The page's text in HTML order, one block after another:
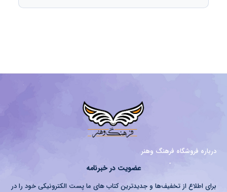
درباره فروشگاه فرهنگ وهنر
عضویت در خبرنامه
برای اطلاع از تخفیف‌ها و جدیدترین کتاب های ما پست الکترونیکی خود را در